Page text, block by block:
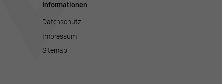
Informationen
Datenschutz
Impressum
Sitemap